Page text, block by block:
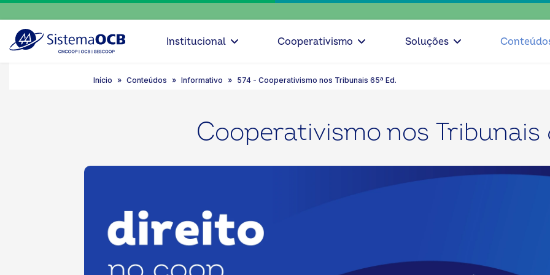
Institucional Cooperativismo Soluções
Início Conteúdos Informativo 574 - Cooperativismo nos Tribunais 65ª Ed.
Cooperativismo nos Tribunais